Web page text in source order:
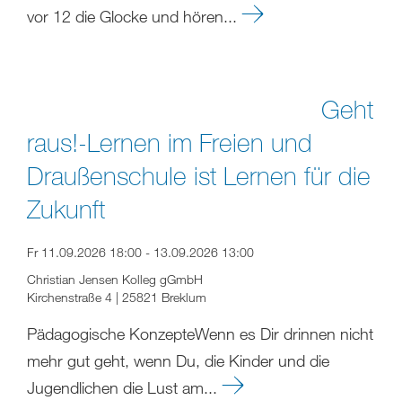
vor 12 die Glocke und hören...
Geht
raus!-Lernen im Freien und
Draußenschule ist Lernen für die
Zukunft
Fr 11.09.2026 18:00 - 13.09.2026 13:00
Christian Jensen Kolleg gGmbH
Kirchenstraße 4 | 25821 Breklum
Pädagogische KonzepteWenn es Dir drinnen nicht
mehr gut geht, wenn Du, die Kinder und die
Jugendlichen die Lust am...